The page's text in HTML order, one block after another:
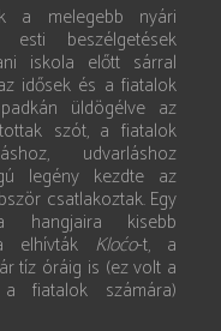
a melegebb nyári
beszélgetések
iskola előtt sárral
idősek és a fiatalok
üldögélve az
szót, a fiatalok
udvarláshoz
legény kezdte az
csatlakoztak. Egy
hangjaira kisebb
elhívták Kloćo-t, a
tíz óráig is (ez volt a
fiatalok számára)